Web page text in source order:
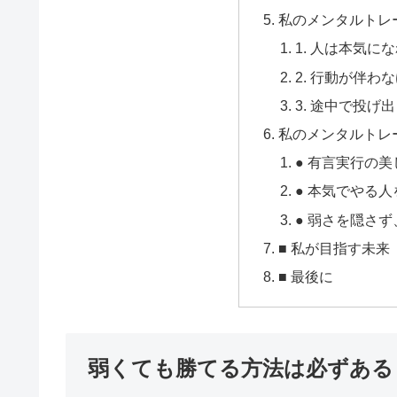
私のメンタルトレ
1. 人は本気に
2. 行動が伴わ
3. 途中で投げ
私のメンタルトレ
● 有言実行の美
● 本気でやる人
● 弱さを隠さ
■ 私が目指す未来
■ 最後に
弱くても勝てる方法は必ずある